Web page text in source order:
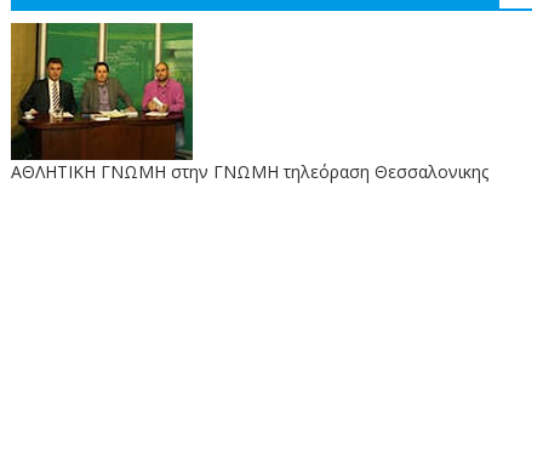
ΑΘΛΗΤΙΚΗ ΓΝΩΜΗ στην ΓΝΩΜΗ τηλεόραση Θεσσαλονικης